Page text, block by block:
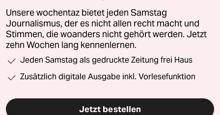
Unsere wochentaz bietet jeden Samstag
Journalismus, der es nicht allen recht macht und
Stimmen, die woanders nicht gehört werden. Jetzt
zehn Wochen lang kennenlernen.
Jeden Samstag als gedruckte Zeitung frei Haus
Zusätzlich digitale Ausgabe inkl. Vorlesefunktion
Jetzt bestellen